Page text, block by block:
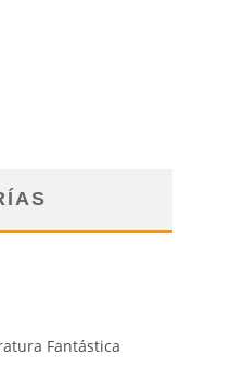
Fantástica